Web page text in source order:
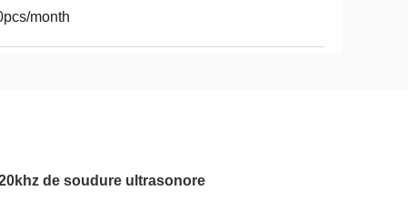
month
de soudure ultrasonore